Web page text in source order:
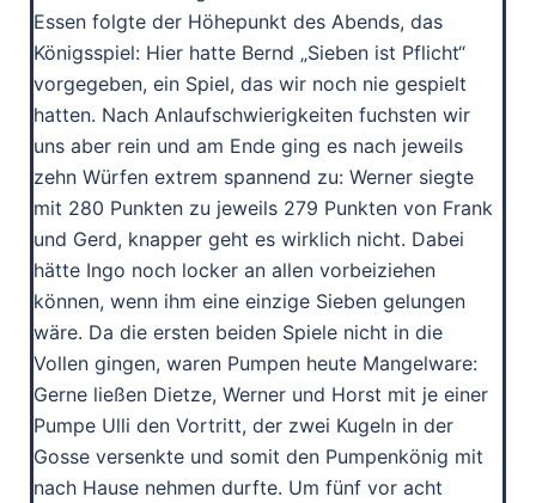
Essen folgte der Höhepunkt des Abends, das
Königsspiel: Hier hatte Bernd „Sieben ist Pflicht“
vorgegeben, ein Spiel, das wir noch nie gespielt
hatten. Nach Anlaufschwierigkeiten fuchsten wir
uns aber rein und am Ende ging es nach jeweils
zehn Würfen extrem spannend zu: Werner siegte
mit 280 Punkten zu jeweils 279 Punkten von Frank
und Gerd, knapper geht es wirklich nicht. Dabei
hätte Ingo noch locker an allen vorbeiziehen
können, wenn ihm eine einzige Sieben gelungen
wäre. Da die ersten beiden Spiele nicht in die
Vollen gingen, waren Pumpen heute Mangelware:
Gerne ließen Dietze, Werner und Horst mit je einer
Pumpe Ulli den Vortritt, der zwei Kugeln in der
Gosse versenkte und somit den Pumpenkönig mit
nach Hause nehmen durfte. Um fünf vor acht